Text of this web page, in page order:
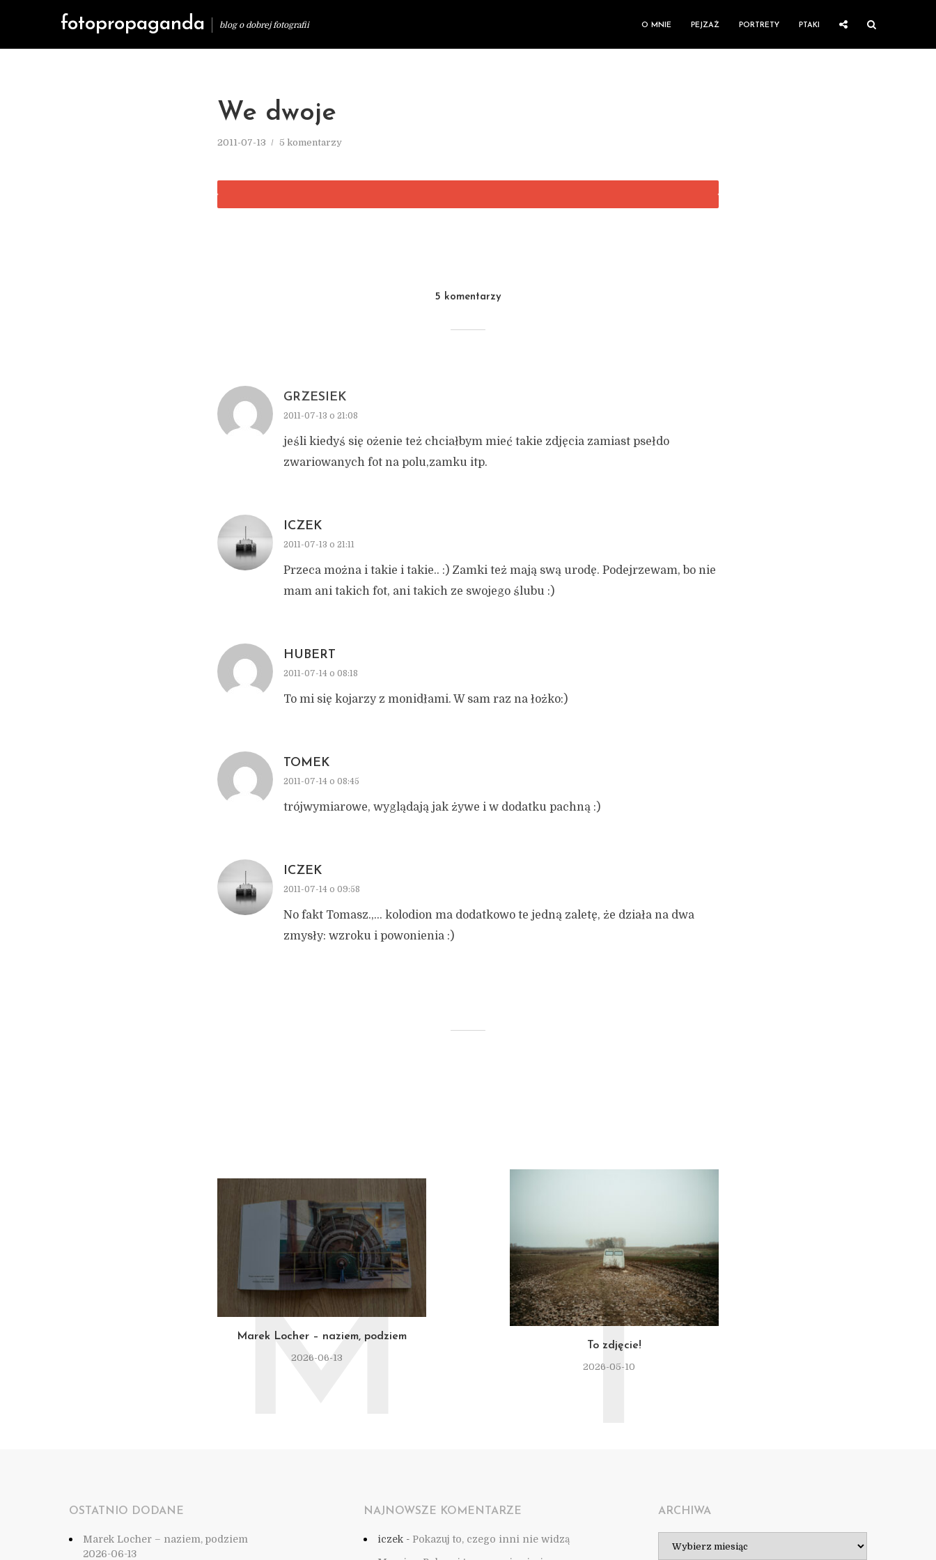
fotopropaganda blog o dobrej fotografii O MNIE PEJZAŻ PORTRETY PTAKI
We dwoje
2011-07-13 5 komentarzy
5 komentarzy
GRZESIEK
2011-07-13 o 21:08
jeśli kiedyś się ożenie też chciałbym mieć takie zdjęcia zamiast psełdo
zwariowanych fot na polu,zamku itp.
ICZEK
2011-07-13 o 21:11
Przeca można i takie i takie.. :) Zamki też mają swą urodę. Podejrzewam, bo nie
mam ani takich fot, ani takich ze swojego ślubu :)
HUBERT
2011-07-14 o 08:18
To mi się kojarzy z monidłami. W sam raz na łożko:)
TOMEK
2011-07-14 o 08:45
trójwymiarowe, wyglądają jak żywe i w dodatku pachną :)
ICZEK
2011-07-14 o 09:58
No fakt Tomasz.,… kolodion ma dodatkowo te jedną zaletę, że działa na dwa
zmysły: wzroku i powonienia :)
Marek Locher – naziem, podziem
2026-06-13
M To zdjęcie!
2026-05-10
T
OSTATNIO DODANE
Marek Locher – naziem, podziem
2026-06-13
NAJNOWSZE KOMENTARZE
iczek- Pokazuj to, czego inni nie widzą
ARCHIWA
Archiwa